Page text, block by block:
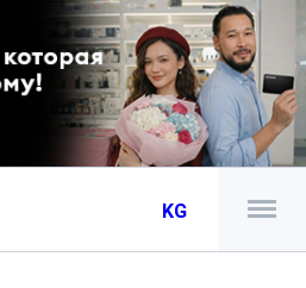
KG